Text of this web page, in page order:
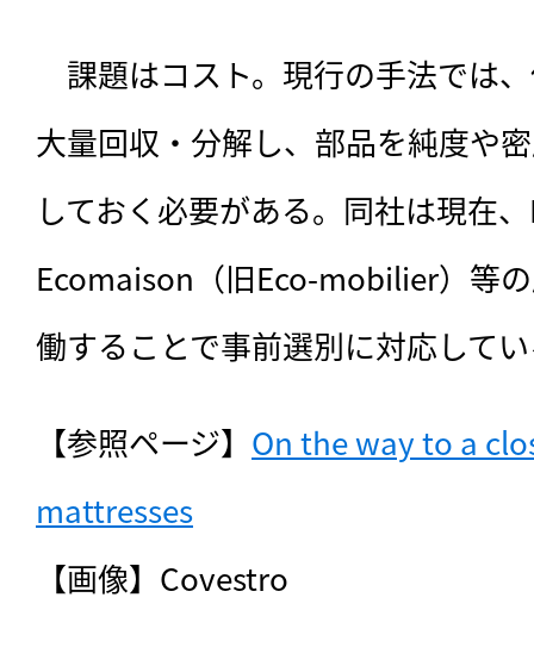
課題はコスト。現行の手法では
大量回収・分解し、部品を純度や
しておく必要がある。同社は現在
Ecomaison（旧Eco-mobilier）等
働することで事前選別に対応して
【参照ページ】 On the way to a
mattresses
【画像】Covestro